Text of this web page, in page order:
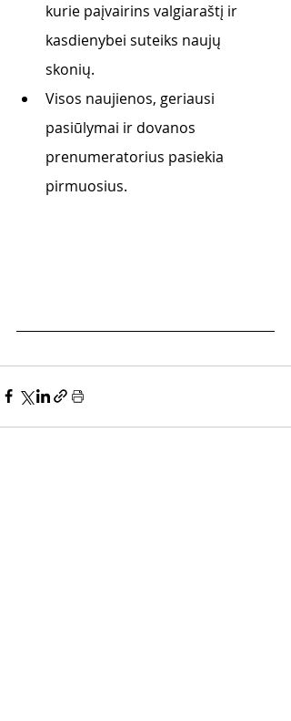
kurie paįvairins valgiaraštį ir
kasdienybei suteiks naujų
skonių.
Visos naujienos, geriausi
pasiūlymai ir dovanos
prenumeratorius pasiekia
pirmuosius.